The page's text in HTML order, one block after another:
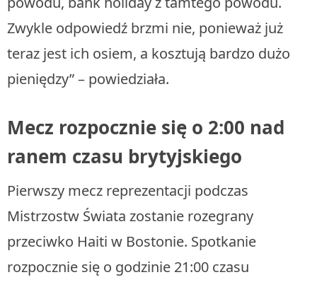
Zwykle odpowiedź brzmi nie, ponieważ już
teraz jest ich osiem, a kosztują bardzo dużo
pieniędzy” – powiedziała.
Mecz rozpocznie się o 2:00 nad
ranem czasu brytyjskiego
Pierwszy mecz reprezentacji podczas
Mistrzostw Świata zostanie rozegrany
przeciwko Haiti w Bostonie. Spotkanie
rozpocznie się o godzinie 21:00 czasu